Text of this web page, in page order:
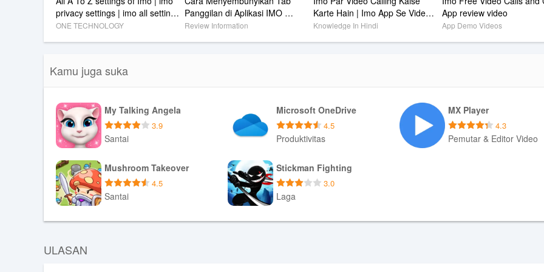
privacy settings | imo all setting |
imo Secret Settings and Tricks
ONE TECHNOLOGY
Panggilan di Aplikasi IMO
(Pembaruan Terbaru 2026)
Review Information
Karte Hain | Imo App Se Video
Call Kaise Kare
Knowledge In Hindi
App review video
App Demo Videos
Kamu juga suka
My Talking Angela
3.9
Santai
Unduh APK
Microsoft OneDrive
4.5
Produktivitas
Unduh APK
MX Player
4.3
Pemutar & Editor Video
Mushroom Takeover
4.5
Santai
Unduh APK
Stickman Fighting
3.0
Laga
Unduh APK
ULASAN